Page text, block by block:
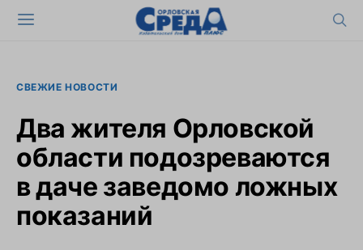
СВЕЖИЕ НОВОСТИ
Два жителя Орловской
области подозреваются
в даче заведомо ложных
показаний